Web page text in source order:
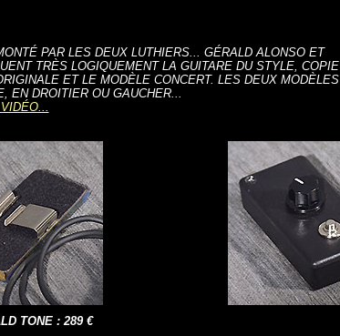
PAR LES DEUX LUTHIERS... GÉRALD ALONSO ET
TRÈS LOGIQUEMENT LA GUITARE DU STYLE, COPIE
ET LE MODÈLE CONCERT. LES DEUX MODÈLES
EN DROITIER OU GAUCHER...
TONE : 289 €